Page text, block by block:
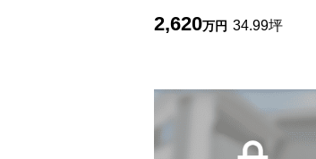
2,620万円 34.99坪